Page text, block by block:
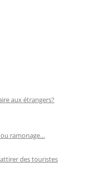
aux étrangers?
ou ramonage…
des touristes